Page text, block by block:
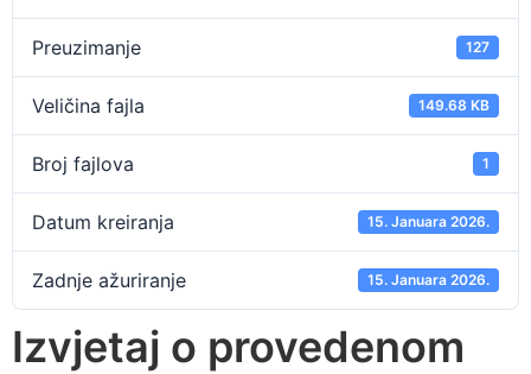
Preuzimanje 127
Veličina fajla 149.68 KB
Broj fajlova 1
Datum kreiranja 15. Januara 2026.
Zadnje ažuriranje 15. Januara 2026.
Izvjetaj o provedenom